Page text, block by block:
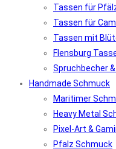
Tassen für
Tassen für
Tassen mit
Flensburg
Spruchbecher
Handmade Schmuck
Maritimer
Heavy Metal
Pixel-Art &
Pfalz Schmuck